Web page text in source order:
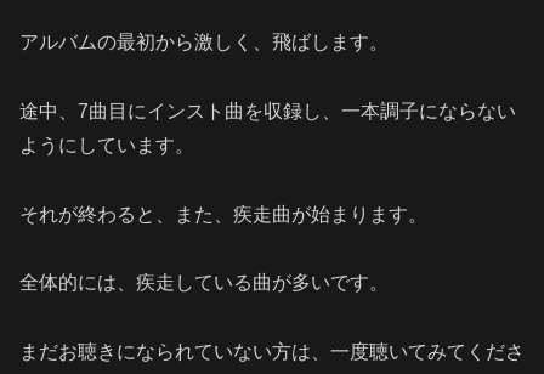
アルバムの最初から激しく、飛ばします。
途中、7曲目にインスト曲を収録し、一本調子にならない
ようにしています。
それが終わると、また、疾走曲が始まります。
全体的には、疾走している曲が多いです。
まだお聴きになられていない方は、一度聴いてみてくださ